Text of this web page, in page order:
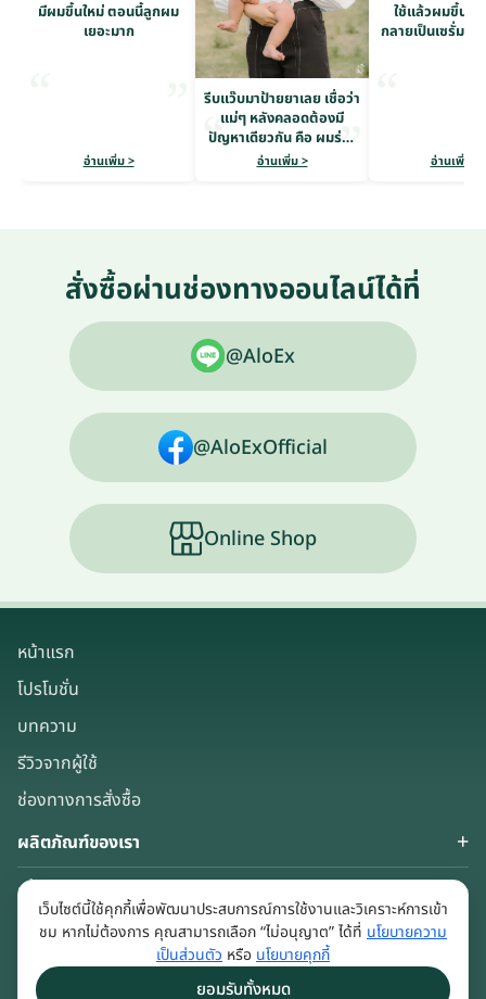
มีผมขึ้นใหม่ ตอนนี้ลูกผม
เยอะมาก
อ่านเพิ่ม >
รีบแว๊บมาป้ายยาเลย เชื่อว่า
แม่ๆ หลังคลอดต้องมี
ปัญหาเดียวกัน คือ ผมร่วง
หนักมาก
อ่านเพิ่ม >
ใช้แล้วผมขึ้นเย
กลายเป็นเซรั่มโป
อ่านเพิ่ม >
สั่งซื้อผ่านช่องทางออนไลน์ได้ที่
@AloEx
@AloExOfficial
Online Shop
หน้าแรก
โปรโมชั่น
บทความ
รีวิวจากผู้ใช้
ช่องทางการสั่งซื้อ
ผลิตภัณฑ์ของเรา
เกี่ยวกับเรา
Keep in touch
เว็บไซต์นี้ใช้คุกกี้เพื่อพัฒนาประสบการณ์การใช้งานและวิเคราะห์การเข้า
ชม หากไม่ต้องการ คุณสามารถเลือก “ไม่อนุญาต” ได้ที่ นโยบายความ
เป็นส่วนตัว หรือ นโยบายคุกกี้
ยอมรับทั้งหมด